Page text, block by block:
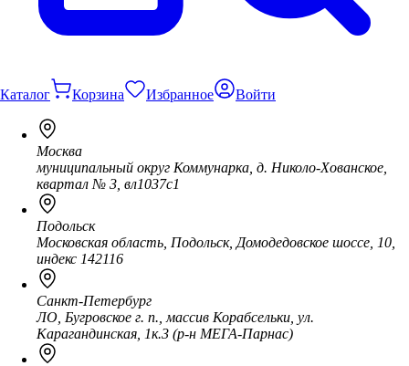
Каталог Корзина Избранное Войти
Москва
муниципальный округ Коммунарка, д. Николо-Хованское,
квартал № 3, вл1037с1
Подольск
Московская область, Подольск, Домодедовское шоссе, 10,
индекс 142116
Санкт-Петербург
ЛО, Бугровское г. п., массив Корабсельки, ул.
Карагандинская, 1к.3 (р-н МЕГА-Парнас)